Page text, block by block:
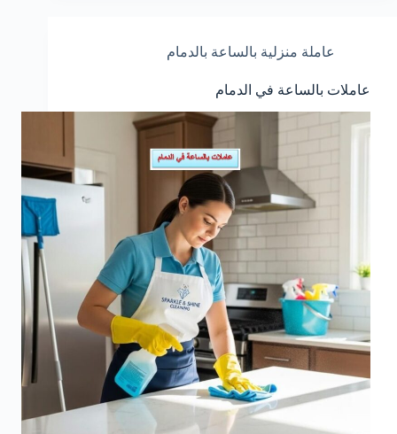
عاملة منزلية بالساعة بالدمام
عاملات بالساعة في الدمام